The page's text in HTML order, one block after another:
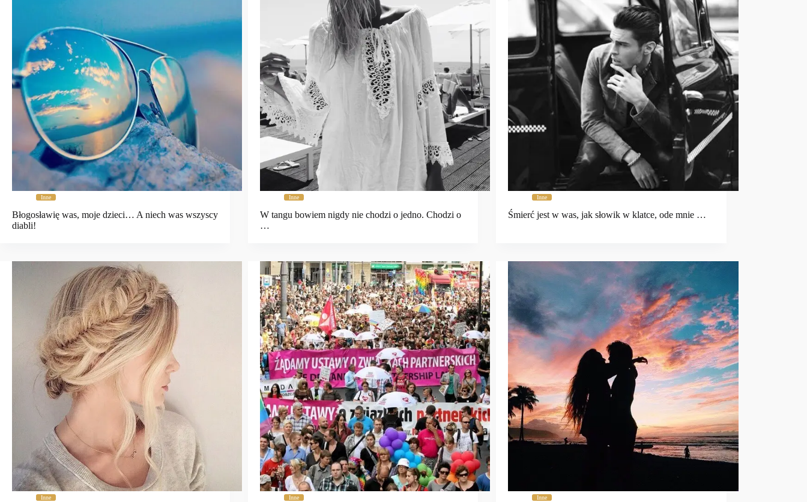
Inne
Błogosławię was, moje dzieci… A niech was wszyscy
diabli!
Inne
W tangu bowiem nigdy nie chodzi o jedno. Chodzi o
…
Inne
Śmierć jest w was, jak słowik w klatce, ode mnie …
Inne Inne Inne